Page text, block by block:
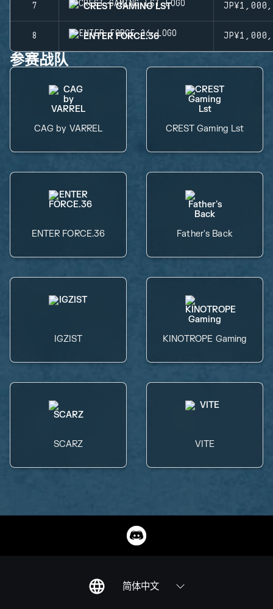
7 CREST GAMING LST
8 ENTER FORCE.36
参赛战队
CAG by VARREL CREST Gaming Lst
ENTER FORCE.36 Father's Back
IGZIST KINOTROPE Gaming
SCARZ VITE
简体中文